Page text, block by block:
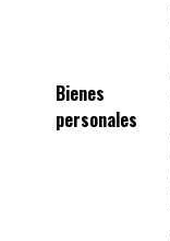
Bienes
personales